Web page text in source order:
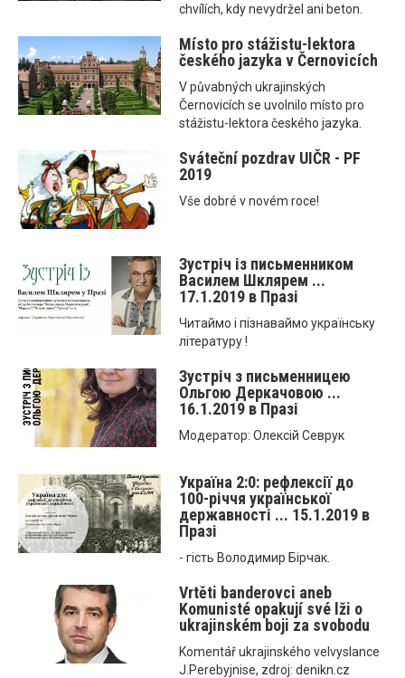
chvílích, kdy nevydržel ani beton.
Místo pro stážistu-lektora
českého jazyka v Černovicích
V půvabných ukrajinských
Černovicích se uvolnilo místo pro
stážistu-lektora českého jazyka.
Sváteční pozdrav UIČR - PF
2019
Vše dobré v novém roce!
Зустріч із письменником
Василем Шклярем ...
17.1.2019 в Празі
Читаймо і пізнаваймо українську
літературу !
Зустріч з письменницею
Ольгою Деркачовою ...
16.1.2019 в Празі
Модератор: Олексій Севрук
Україна 2:0: рефлексії до
100-річчя української
державності ... 15.1.2019 в
Празі
- гість Володимир Бірчак.
Vrtěti banderovci aneb
Komunisté opakují své lži o
ukrajinském boji za svobodu
Komentář ukrajinského velvyslance
J.Perebyjnise, zdroj: denikn.cz